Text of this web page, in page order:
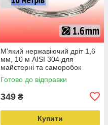
М'який нержавіючий дріт 1,6
мм, 10 м AISI 304 для
майстерні та саморобок
Готово до відправки
349 ₴
Купити